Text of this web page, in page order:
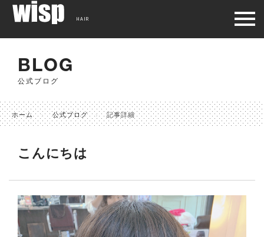
BLOG
公式ブログ
ホーム 公式ブログ 記事詳細
こんにちは
HAIR